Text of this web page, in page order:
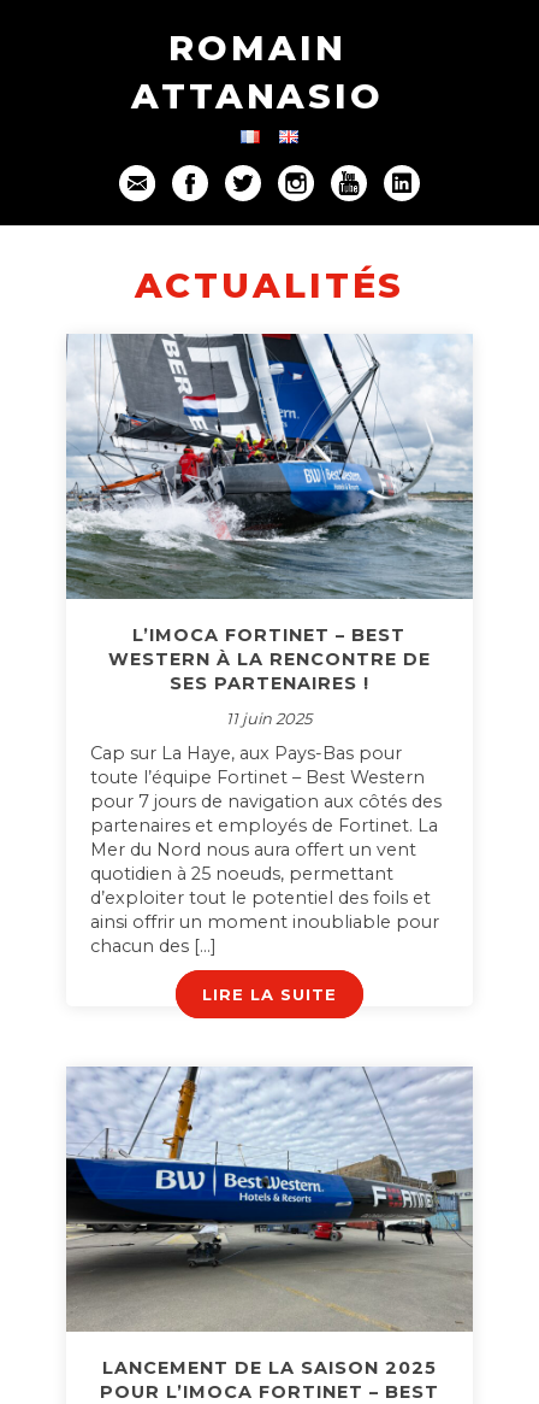
ROMAIN
ATTANASIO
ACTUALITÉS
L’IMOCA FORTINET – BEST
WESTERN À LA RENCONTRE DE
SES PARTENAIRES !
11 juin 2025
Cap sur La Haye, aux Pays-Bas pour
toute l’équipe Fortinet – Best Western
pour 7 jours de navigation aux côtés des
partenaires et employés de Fortinet. La
Mer du Nord nous aura offert un vent
quotidien à 25 noeuds, permettant
d’exploiter tout le potentiel des foils et
ainsi offrir un moment inoubliable pour
chacun des […]
LIRE LA SUITE
LANCEMENT DE LA SAISON 2025
POUR L’IMOCA FORTINET – BEST